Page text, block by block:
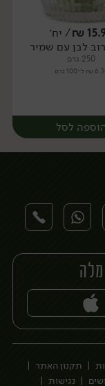
יח׳
₪/ יח׳
לבן עם שמיר
250 גרם
ל-100 גרם
הוספה לסל
יח׳
תקנון האתר
נגישות